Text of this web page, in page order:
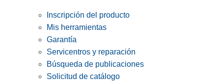
Inscripción del producto
Mis herramientas
Garantía
Servicentros y reparación
Búsqueda de publicaciones
Solicitud de catálogo